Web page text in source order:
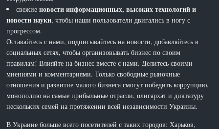
свежиеновости информационных, высоких технологий и
новости науки, чтобы наши пользователи двигались в ногу с
прогрессом.
Оставайтесь с нами, подписывайтесь на новости, добавляйтесь в
социальных сетях, чтобы организовывать бизнес по своим
правилам! Влияйте на бизнес вместе с нами. Делитесь своими
мнениями и комментариями. Только свободные рыночные
отношения и развитие малого бизнеса смогут победить коррупцию,
монополию на самые прибыльные отрасли, олигархат и диктатуру
нескольких семей на протяжении всей независимости Украины.
В Украине больше всего посетителей с таких городов: Харьков,